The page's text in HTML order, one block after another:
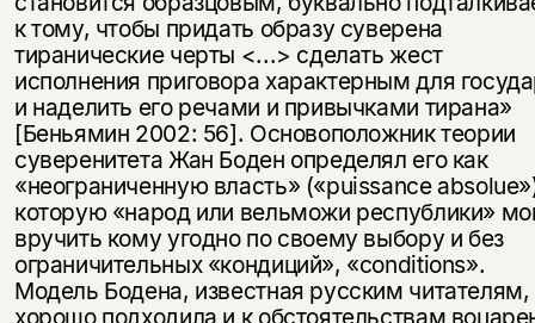
к тому, чтобы придать образу суверена
тиранические черты <...> сделать жест
исполнения приговора характерным для
и наделить его речами и привычками тирана»
[Беньямин 2002: 56]. Основоположник теории
суверенитета Жан Боден определял его как
«неограниченную власть» («puissance
которую «народ или вельможи республики»
вручить кому угодно по своему выбору и без
ограничительных «кондиций», «conditions».
Модель Бодена, известная русским читателям,